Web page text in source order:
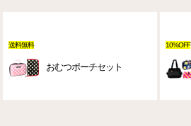
送料無料
おむつポーチセット
10%OFF